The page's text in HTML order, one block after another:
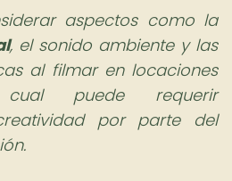
aspectos como la
, el sonido ambiente y las
al filmar en locaciones
puede requerir
por parte del